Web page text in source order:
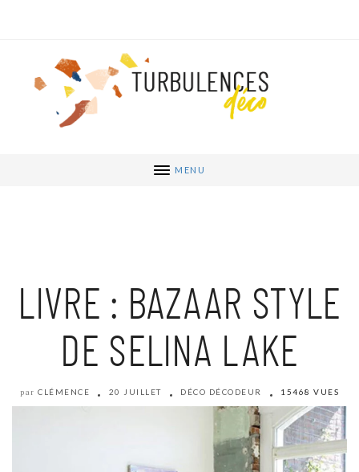
MENU
LIVRE : BAZAAR STYLE
DE SELINA LAKE
par CLÉMENCE 20 JUILLET DÉCO DÉCODEUR 15468 VUES